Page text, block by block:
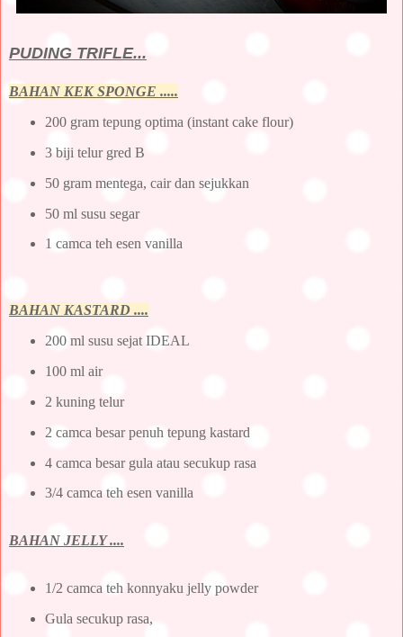
PUDING TRIFLE...
BAHAN KEK SPONGE .....
200 gram tepung optima (instant cake flour)
3 biji telur gred B
50 gram mentega, cair dan sejukkan
50 ml susu segar
1 camca teh esen vanilla
BAHAN KASTARD ....
200 ml susu sejat IDEAL
100 ml air
2 kuning telur
2 camca besar penuh tepung kastard
4 camca besar gula atau secukup rasa
3/4 camca teh esen vanilla
BAHAN JELLY ....
1/2 camca teh konnyaku jelly powder
Gula secukup rasa,